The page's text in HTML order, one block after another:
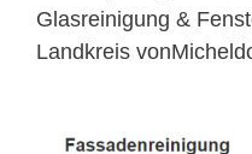
Glasreinigung &
Landkreis